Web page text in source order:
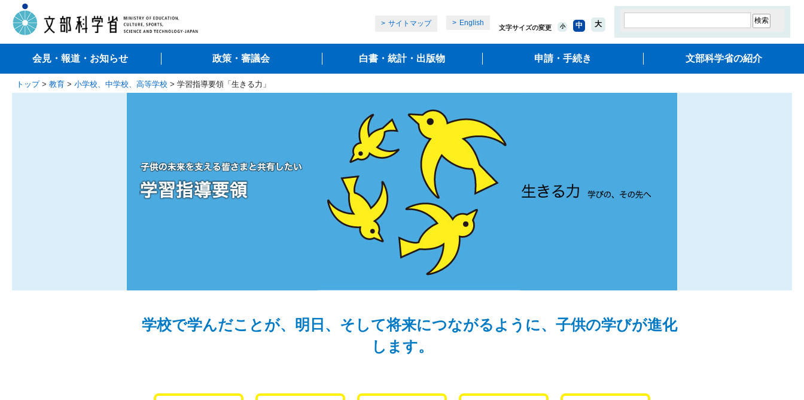
サイトマップ English
文字サイズの変更 小 中 大
会見・報道・お知らせ 政策・審議会 白書・統計・出版物 申請・手続き 文部科学省の紹介
トップ> 教育 > 小学校、中学校、高等学校 > 学習指導要領「生きる力」
学校で学んだことが、明日、そして将来につながるように、子供の学びが進化
します。